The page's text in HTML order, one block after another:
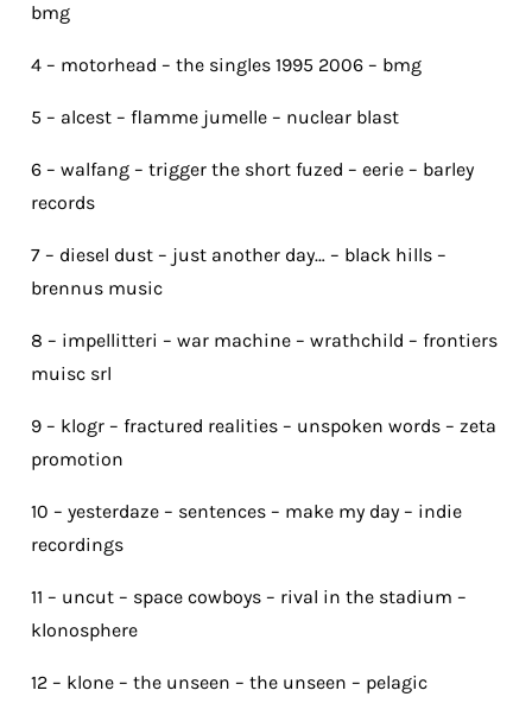
bmg
4 – motorhead – the singles 1995 2006 – bmg
5 – alcest – flamme jumelle – nuclear blast
6 – walfang – trigger the short fuzed – eerie – barley
records
7 – diesel dust – just another day… – black hills –
brennus music
8 – impellitteri – war machine – wrathchild – frontiers
muisc srl
9 – klogr – fractured realities – unspoken words – zeta
promotion
10 – yesterdaze – sentences – make my day – indie
recordings
11 – uncut – space cowboys – rival in the stadium –
klonosphere
12 – klone – the unseen – the unseen – pelagic